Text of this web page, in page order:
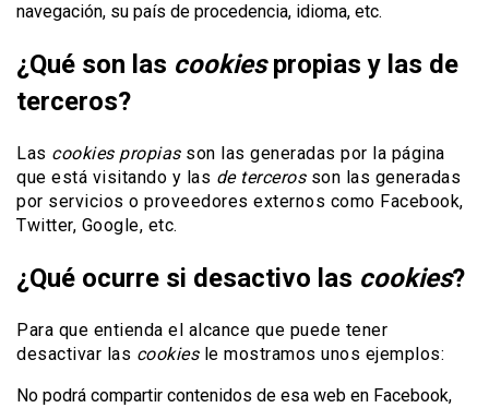
navegación, su país de procedencia, idioma, etc.
¿Qué son las cookiespropias y las de
terceros?
Las cookies propiasson las generadas por la página
que está visitando y las de tercerosson las generadas
por servicios o proveedores externos como Facebook,
Twitter, Google, etc.
¿Qué ocurre si desactivo las cookies?
Para que entienda el alcance que puede tener
desactivar las cookiesle mostramos unos ejemplos:
No podrá compartir contenidos de esa web en Facebook,